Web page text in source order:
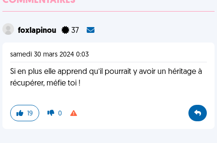
foxlapinou 37
samedi 30 mars 2024 0:03
Si en plus elle apprend qu’il pourrait y avoir un héritage à
récupérer, méfie toi !
19 0